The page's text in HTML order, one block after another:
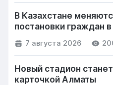
В Казахстане
постановки граждан
7 августа 2026
Новый стадион
карточкой Алматы